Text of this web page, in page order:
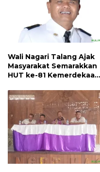
Wali Nagari Talang Ajak
Masyarakat Semarakkan
HUT ke-81 Kemerdekaan
Bendera Merah Putih